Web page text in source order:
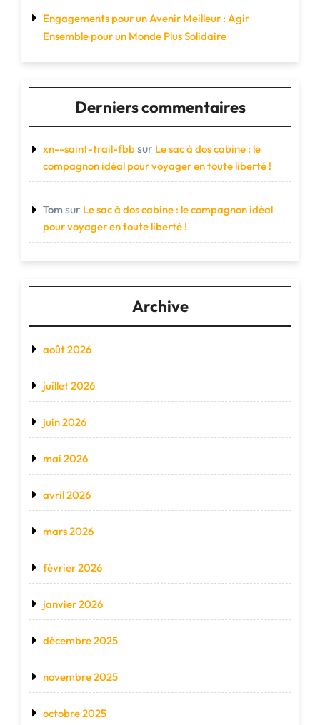
Engagements pour un Avenir Meilleur : Agir
Ensemble pour un Monde Plus Solidaire
Derniers commentaires
xn--saint-trail-fbbsur Le sac à dos cabine : le
compagnon idéal pour voyager en toute liberté !
Tom sur Le sac à dos cabine : le compagnon idéal
pour voyager en toute liberté !
Archive
août 2026
juillet 2026
juin 2026
mai 2026
avril 2026
mars 2026
février 2026
janvier 2026
décembre 2025
novembre 2025
octobre 2025